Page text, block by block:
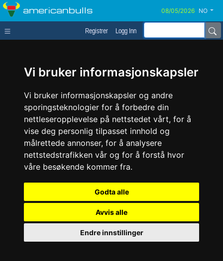
Vi bruker informasjonskapsler
Vi bruker informasjonskapsler og andre
sporingsteknologier for å forbedre din
nettleseropplevelse på nettstedet vårt, for å
vise deg personlig tilpasset innhold og
målrettede annonser, for å analysere
nettstedstrafikken vår og for å forstå hvor
våre besøkende kommer fra.
Godta alle
Avvis alle
Endre innstillinger
americanbulls NO
Registrer Logg Inn